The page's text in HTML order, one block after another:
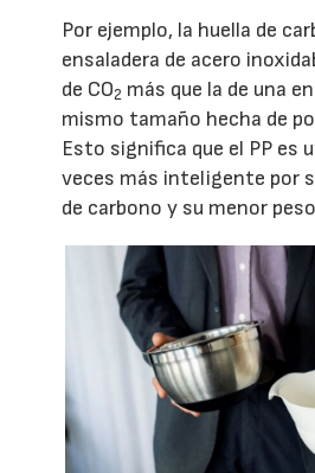
Por ejemplo, la huella de
ensaladera de acero
de CO2 más que la de una
mismo tamaño hecha de
Esto significa que el PP es
veces más inteligente por
de carbono y su menor